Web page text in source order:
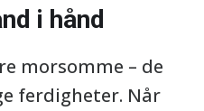
i hånd
morsomme – de
ferdigheter. Når